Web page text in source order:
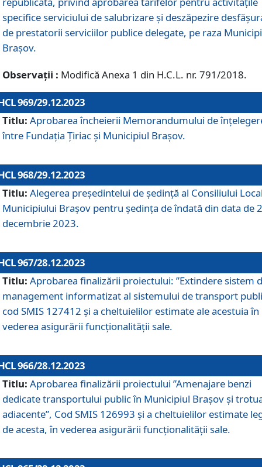
specifice serviciului de salubrizare și deszăpezire
de prestatorii serviciilor publice delegate, pe raza
Brașov.
Observații : Modifică Anexa 1 din H.C.L. nr. 791/2018.
969/29.12.2023
Titlu: Aprobarea încheierii Memorandumului de
între Fundația Țiriac și Municipiul Brașov.
968/29.12.2023
Titlu: Alegerea preşedintelui de şedinţă al Consiliului
Municipiului Braşov pentru ședința de îndată din data de
decembrie 2023.
967/28.12.2023
Titlu: Aprobarea finalizării proiectului: ”Extindere sistem
management informatizat al sistemului de transport
cod SMIS 127412 și a cheltuielilor estimate ale acestuia în
vederea asigurării funcționalității sale.
966/28.12.2023
Titlu: Aprobarea finalizării proiectului ”Amenajare benzi
dedicate transportului public în Municipiul Brașov şi
adiacente”, Cod SMIS 126993 și a cheltuielilor estimate
de acesta, în vederea asigurării funcționalității sale.